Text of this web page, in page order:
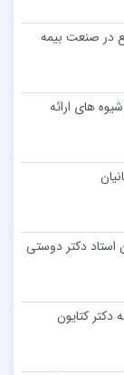
در صنعت بیمه
های ارائه
دکتر دوستی
دکتر کتايون